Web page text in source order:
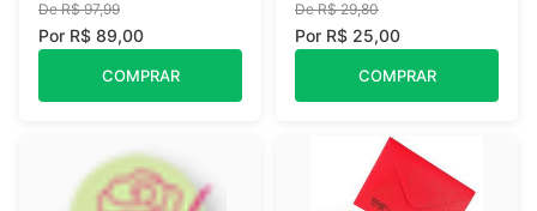
De R$ 97,99
Por R$ 89,00
COMPRAR
De R$ 29,80
Por R$ 25,00
COMPRAR